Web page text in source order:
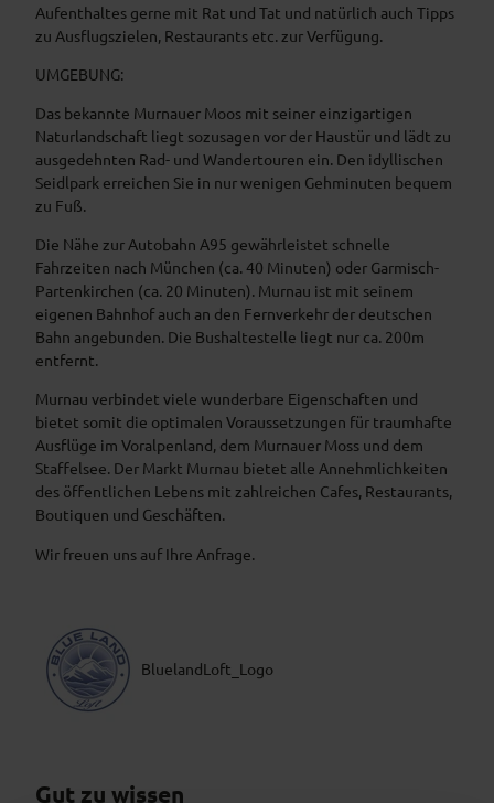
Aufenthaltes gerne mit Rat und Tat und natürlich auch Tipps
zu Ausflugszielen, Restaurants etc. zur Verfügung.
UMGEBUNG:
Das bekannte Murnauer Moos mit seiner einzigartigen
Naturlandschaft liegt sozusagen vor der Haustür und lädt zu
ausgedehnten Rad- und Wandertouren ein. Den idyllischen
Seidlpark erreichen Sie in nur wenigen Gehminuten bequem
zu Fuß.
Die Nähe zur Autobahn A95 gewährleistet schnelle
Fahrzeiten nach München (ca. 40 Minuten) oder Garmisch-
Partenkirchen (ca. 20 Minuten). Murnau ist mit seinem
eigenen Bahnhof auch an den Fernverkehr der deutschen
Bahn angebunden. Die Bushaltestelle liegt nur ca. 200m
entfernt.
Murnau verbindet viele wunderbare Eigenschaften und
bietet somit die optimalen Voraussetzungen für traumhafte
Ausflüge im Voralpenland, dem Murnauer Moss und dem
Staffelsee. Der Markt Murnau bietet alle Annehmlichkeiten
des öffentlichen Lebens mit zahlreichen Cafes, Restaurants,
Boutiquen und Geschäften.
Wir freuen uns auf Ihre Anfrage.
BluelandLoft_Logo
Gut zu wissen